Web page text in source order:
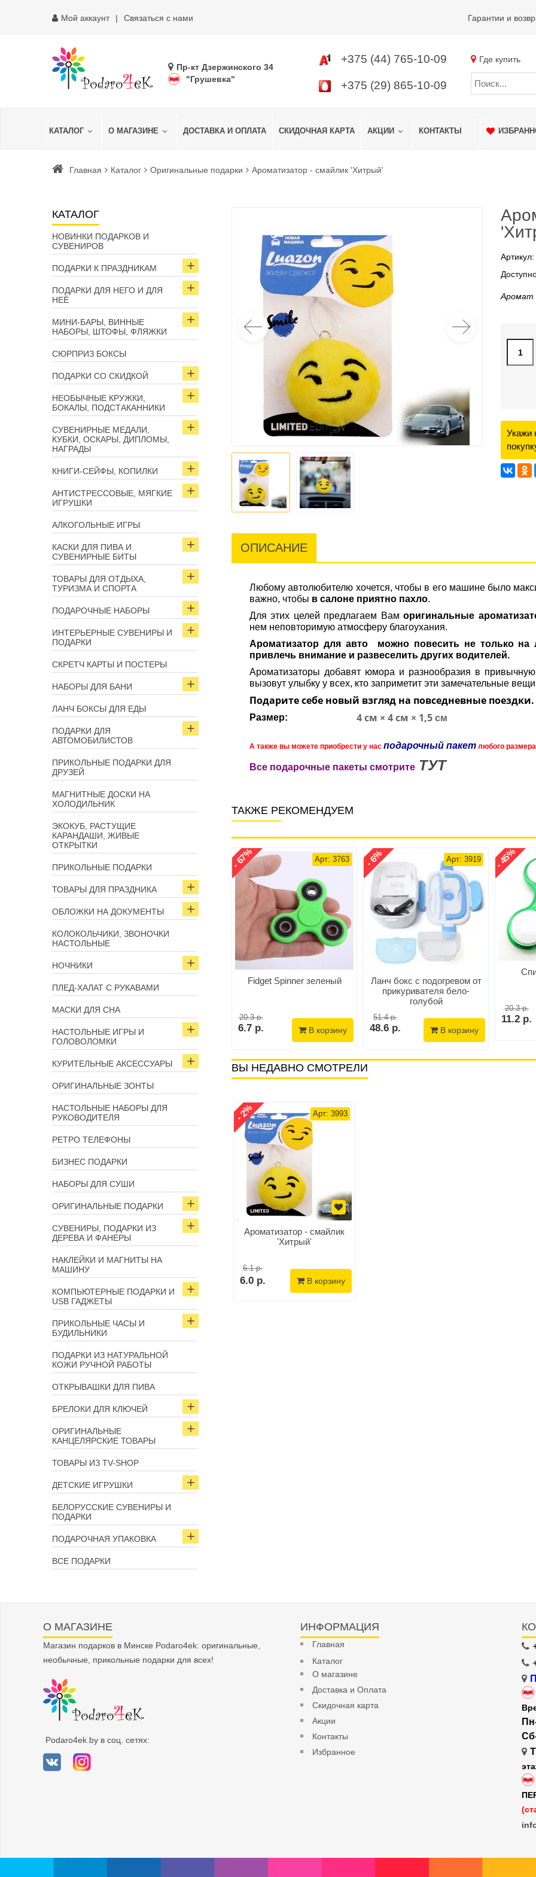
Мой аккаунт Связаться с нами Гарантии и
Пр-кт Дзержинского 34
"Грушевка"
+375 (44) 765-10-09
+375 (29) 865-10-09
Где купить
КАТАЛОГ О МАГАЗИНЕ ДОСТАВКА И ОПЛАТА СКИДОЧНАЯ КАРТА АКЦИИ КОНТАКТЫ
Главная Каталог Оригинальные подарки Ароматизатор - смайлик 'Хитрый'
КАТАЛОГ
НОВИНКИ ПОДАРКОВ И
СУВЕНИРОВ
ПОДАРКИ К ПРАЗДНИКАМ
ПОДАРКИ ДЛЯ НЕГО И ДЛЯ
НЕЁ
МИНИ-БАРЫ, ВИННЫЕ
НАБОРЫ, ШТОФЫ, ФЛЯЖКИ
СЮРПРИЗ БОКСЫ
ПОДАРКИ СО СКИДКОЙ
НЕОБЫЧНЫЕ КРУЖКИ,
БОКАЛЫ, ПОДСТАКАННИКИ
СУВЕНИРНЫЕ МЕДАЛИ,
КУБКИ, ОСКАРЫ, ДИПЛОМЫ,
НАГРАДЫ
КНИГИ-СЕЙФЫ, КОПИЛКИ
АНТИСТРЕССОВЫЕ, МЯГКИЕ
ИГРУШКИ
АЛКОГОЛЬНЫЕ ИГРЫ
КАСКИ ДЛЯ ПИВА И
СУВЕНИРНЫЕ БИТЫ
ТОВАРЫ ДЛЯ ОТДЫХА,
ТУРИЗМА И СПОРТА
ПОДАРОЧНЫЕ НАБОРЫ
ИНТЕРЬЕРНЫЕ СУВЕНИРЫ И
ПОДАРКИ
СКРЕТЧ КАРТЫ И ПОСТЕРЫ
НАБОРЫ ДЛЯ БАНИ
ЛАНЧ БОКСЫ ДЛЯ ЕДЫ
ПОДАРКИ ДЛЯ
АВТОМОБИЛИСТОВ
ПРИКОЛЬНЫЕ ПОДАРКИ ДЛЯ
ДРУЗЕЙ
МАГНИТНЫЕ ДОСКИ НА
ХОЛОДИЛЬНИК
ЭКОКУБ, РАСТУЩИЕ
КАРАНДАШИ, ЖИВЫЕ
ОТКРЫТКИ
ПРИКОЛЬНЫЕ ПОДАРКИ
ТОВАРЫ ДЛЯ ПРАЗДНИКА
ОБЛОЖКИ НА ДОКУМЕНТЫ
КОЛОКОЛЬЧИКИ, ЗВОНОЧКИ
НАСТОЛЬНЫЕ
НОЧНИКИ
ПЛЕД-ХАЛАТ С РУКАВАМИ
МАСКИ ДЛЯ СНА
НАСТОЛЬНЫЕ ИГРЫ И
ГОЛОВОЛОМКИ
КУРИТЕЛЬНЫЕ АКСЕССУАРЫ
ОРИГИНАЛЬНЫЕ ЗОНТЫ
НАСТОЛЬНЫЕ НАБОРЫ ДЛЯ
РУКОВОДИТЕЛЯ
РЕТРО ТЕЛЕФОНЫ
БИЗНЕС ПОДАРКИ
НАБОРЫ ДЛЯ СУШИ
ОРИГИНАЛЬНЫЕ ПОДАРКИ
СУВЕНИРЫ, ПОДАРКИ ИЗ
ДЕРЕВА И ФАНЕРЫ
НАКЛЕЙКИ И МАГНИТЫ НА
МАШИНУ
КОМПЬЮТЕРНЫЕ ПОДАРКИ И
USB ГАДЖЕТЫ
ПРИКОЛЬНЫЕ ЧАСЫ И
БУДИЛЬНИКИ
ПОДАРКИ ИЗ НАТУРАЛЬНОЙ
КОЖИ РУЧНОЙ РАБОТЫ
ОТКРЫВАШКИ ДЛЯ ПИВА
БРЕЛОКИ ДЛЯ КЛЮЧЕЙ
ОРИГИНАЛЬНЫЕ
КАНЦЕЛЯРСКИЕ ТОВАРЫ
ТОВАРЫ ИЗ TV-SHOP
ДЕТСКИЕ ИГРУШКИ
БЕЛОРУССКИЕ СУВЕНИРЫ И
ПОДАРКИ
ПОДАРОЧНАЯ УПАКОВКА
ВСЕ ПОДАРКИ
Артикул:
Аромат
Укажи
ОПИСАНИЕ
Любому автолюбителю хочется, чтобы в его машине было
важно, чтобы в салоне приятно пахло.
Для этих целей предлагаем Ваморигинальные
нем неповторимую атмосферу благоухания.
Ароматизатор для авто
можно повесить не только на
привлечь внимание и развеселить других водителей.
Ароматизаторы добавят юмора и разнообразия в
вызовут улыбку у всех, кто заприметит эти замечательные
Подарите себе новый взгляд на повседневные поездки.
Размер: 4 см × 4 см × 1,5 см
А также вы можете приобрести у нас подарочный пакет любого
Все подарочные пакеты смотрите ТУТ
ТАКЖЕ РЕКОМЕНДУЕМ
бело-
В корзину
Спиннер зеленый
20.3 р.
11.2 р.
- 45%
В корзину
Арт: 3763
Fidget Spinner зеленый
20.3 р.
6.7 р.
- 67%
В корзину
Арт: 3919
Ланч бокс с подогревом от
прикуривателя бело-
голубой
51.4 р.
48.6 р.
- 6%
В корзину
20.3 р.
11.2 р.
- 45%
ВЫ НЕДАВНО СМОТРЕЛИ
Арт: 3993
Ароматизатор - смайлик
'Хитрый'
6.1 р.
6.0 р.
- 2%
В корзину
О МАГАЗИНЕ
Магазин подарков в Минске Podaro4ek: оригинальные,
необычные, прикольные подарки для всех!
Podaro4ek.by в соц. сетях:
ИНФОРМАЦИЯ
Главная
Каталог
О магазине
Доставка и Оплата
Скидочная карта
Акции
Контакты
Избранное